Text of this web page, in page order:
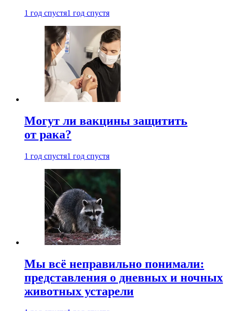
1 год спустя1 год спустя
Могут ли вакцины защитить
от рака?
1 год спустя1 год спустя
Мы всё неправильно понимали:
представления о дневных и ночных
животных устарели